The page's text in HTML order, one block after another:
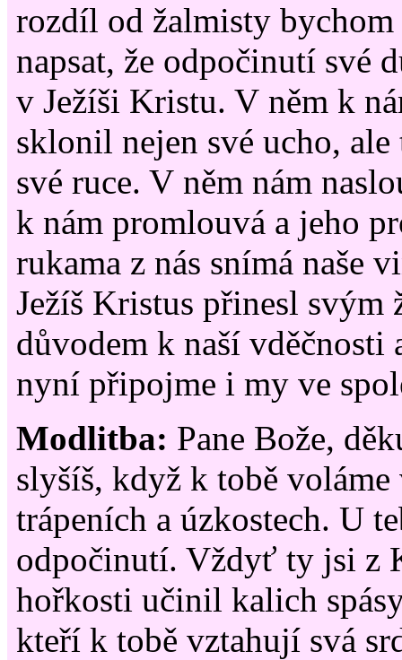
rozdíl od žalmisty
napsat, že odpočinutí své
v Ježíši Kristu. V něm k
sklonil nejen své ucho, ale
své ruce. V něm nám
k nám promlouvá a jeho
rukama z nás snímá naše
Ježíš Kristus přinesl svým
důvodem k naší vděčnosti
nyní připojme i my ve
Modlitba: Pane Bože,
slyšíš, když k tobě voláme
trápeních a úzkostech. U
odpočinutí. Vždyť ty jsi z
hořkosti učinil kalich
kteří k tobě vztahují svá